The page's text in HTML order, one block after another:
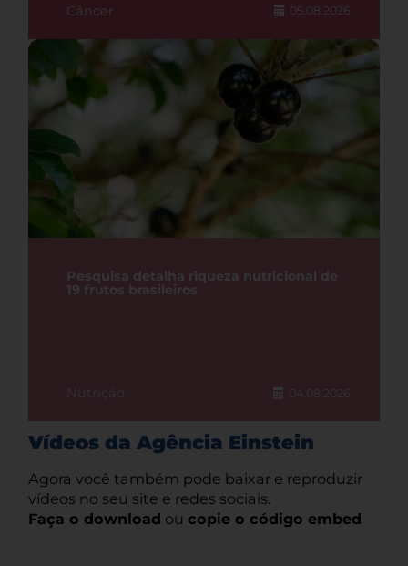
Câncer 05.08.2026
Pesquisa detalha riqueza nutricional de
19 frutos brasileiros
Nutrição 04.08.2026
Vídeos da Agência Einstein
Agora você também pode baixar e reproduzir
vídeos no seu site e redes sociais.
Faça o download ou copie o código embed